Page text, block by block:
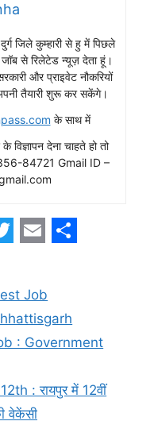
जिले कुम्हारी से हु में पिछले
जॉब से रिलेटेड न्यूज़ देता हूं।
और प्राइवेट नौकरियों
तैयारी शुरू कर सकेंगे।
के साथ में
देना चाहते हो तो
84721 Gmail ID –
m
a
i
l
a
r
e
Job
: Government
: रायपुर में 12वीं
वेकेंसी